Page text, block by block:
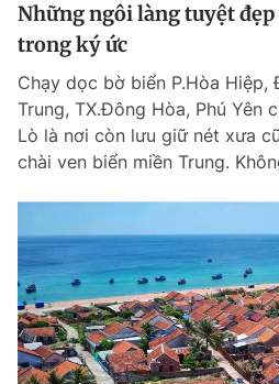
Những ngôi làng tuyệt
trong ký ức
Chạy dọc bờ biển P.Hòa Hiệp,
Trung, TX.Đông Hòa, Phú Yên
Lò là nơi còn lưu giữ nét xưa
chài ven biển miền Trung.